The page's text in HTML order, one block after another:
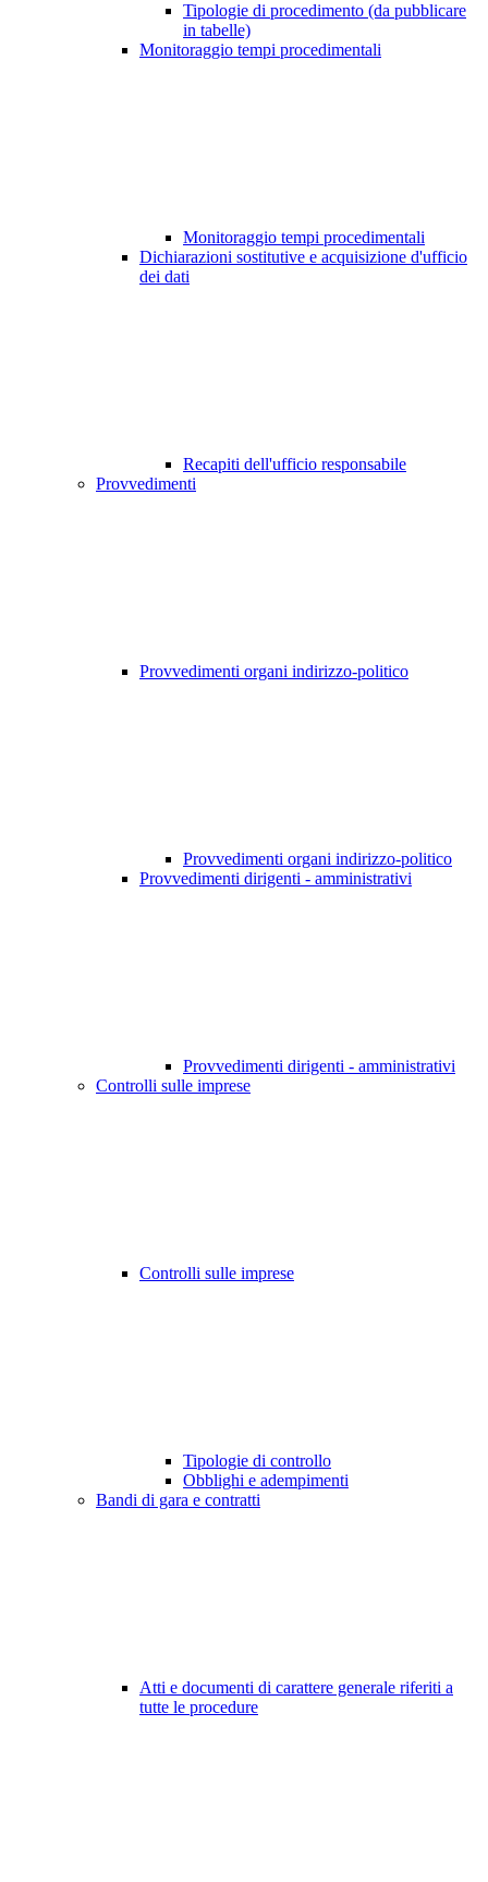
Tipologie di procedimento (da pubblicare
in tabelle)
Monitoraggio tempi procedimentali
Monitoraggio tempi procedimentali
Dichiarazioni sostitutive e acquisizione d'ufficio
dei dati
Recapiti dell'ufficio responsabile
Provvedimenti
Provvedimenti organi indirizzo-politico
Provvedimenti organi indirizzo-politico
Provvedimenti dirigenti - amministrativi
Provvedimenti dirigenti - amministrativi
Controlli sulle imprese
Controlli sulle imprese
Tipologie di controllo
Obblighi e adempimenti
Bandi di gara e contratti
Atti e documenti di carattere generale riferiti a
tutte le procedure